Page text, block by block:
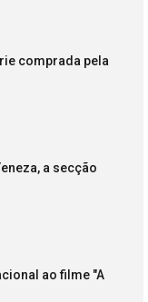
comprada pela
a secção
ao filme "A